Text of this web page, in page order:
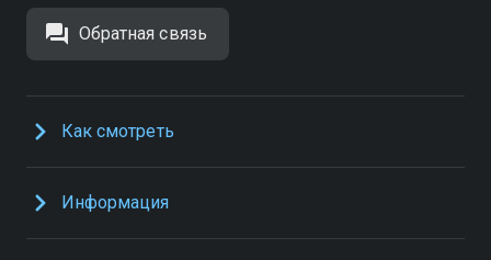
Обратная связь
Как смотреть
Информация